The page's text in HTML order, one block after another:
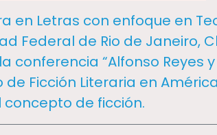
en Letras con enfoque en
Federal de Rio de Janeiro,
conferencia “Alfonso Reyes
Ficción Literaria en
concepto de ficción.